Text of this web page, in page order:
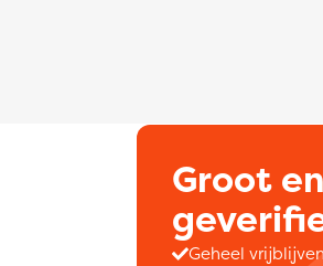
Groot
Geheel